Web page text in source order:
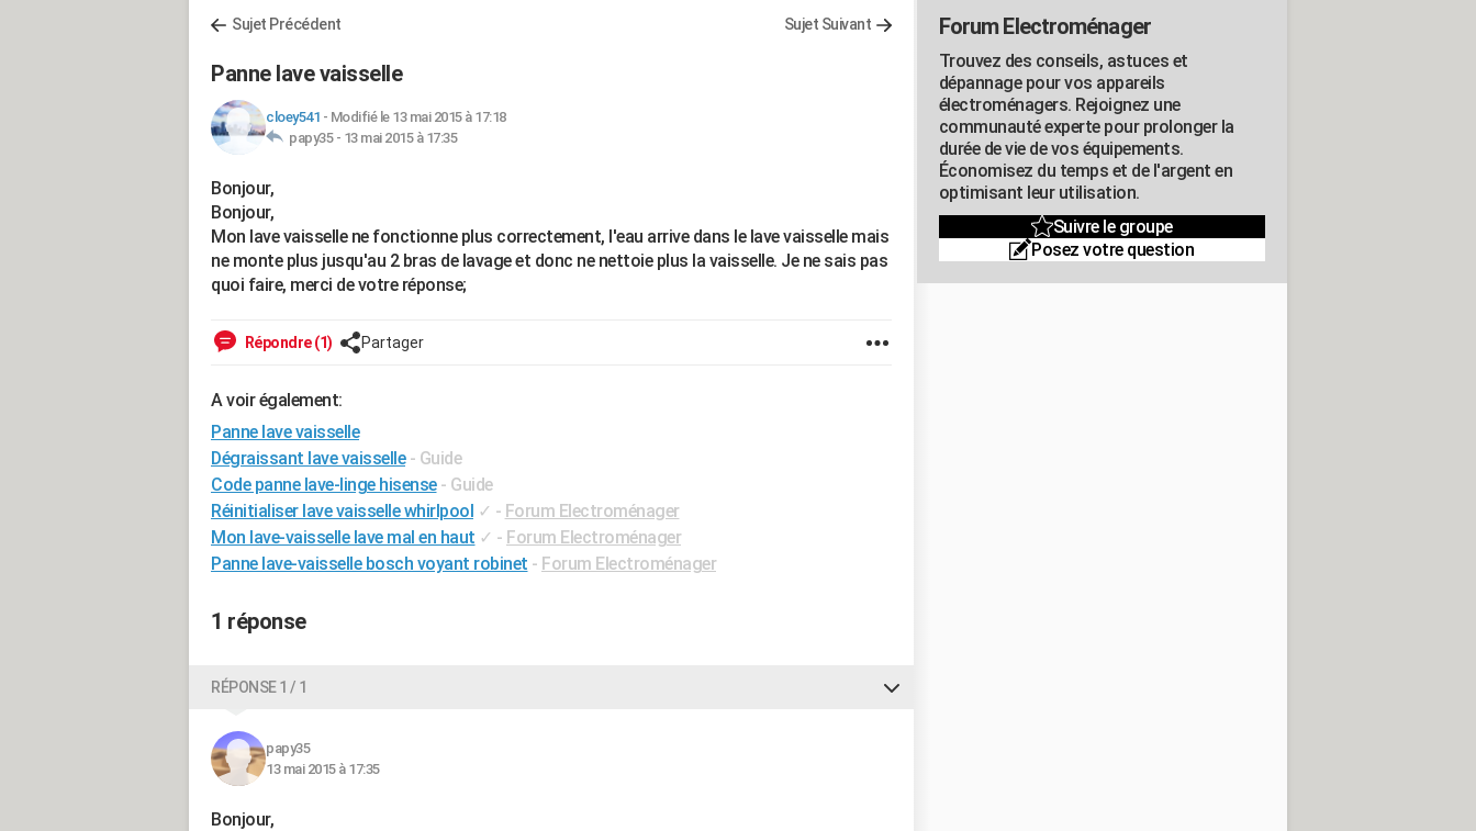
Sujet Précédent Sujet Suivant
Panne lave vaisselle
cloey541 - Modifié le 13 mai 2015 à 17:18
papy35 - 13 mai 2015 à 17:35
Bonjour,
Bonjour,
Mon lave vaisselle ne fonctionne plus correctement, l'eau arrive dans le lave vaisselle mais
ne monte plus jusqu'au 2 bras de lavage et donc ne nettoie plus la vaisselle. Je ne sais pas
quoi faire, merci de votre réponse;
Répondre (1) Partager
A voir également:
Panne lave vaisselle
Dégraissant lave vaisselle - Guide
Code panne lave-linge hisense - Guide
Réinitialiser lave vaisselle whirlpool ✓ - Forum Electroménager
Mon lave-vaisselle lave mal en haut ✓ - Forum Electroménager
Panne lave-vaisselle bosch voyant robinet - Forum Electroménager
1 réponse
RÉPONSE 1 / 1
papy35
13 mai 2015 à 17:35
Bonjour,
Forum Electroménager
Trouvez des conseils, astuces et
dépannage pour vos appareils
électroménagers. Rejoignez une
communauté experte pour prolonger la
durée de vie de vos équipements.
Économisez du temps et de l'argent en
optimisant leur utilisation.
Suivre le groupe
Posez votre question